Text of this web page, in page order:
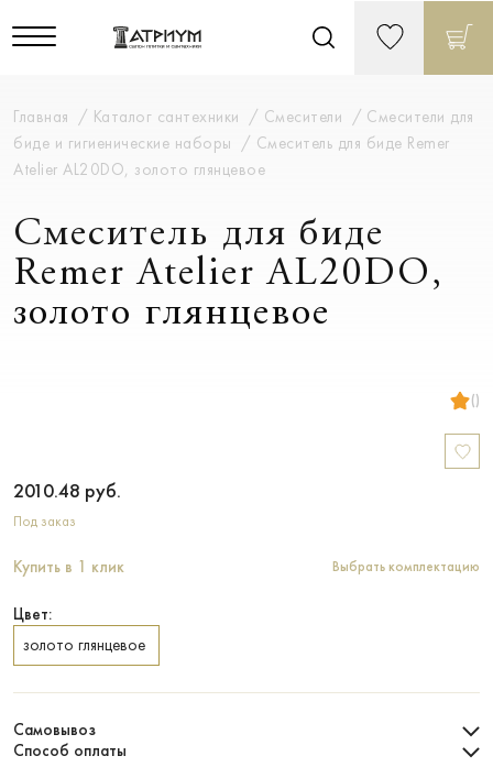
Главная Каталог сантехники Смесители
Смесители для
биде и гигиенические наборы
Смеситель для биде Remer
Atelier AL20DO, золото глянцевое
Смеситель для биде
Remer Atelier AL20DO,
золото глянцевое
()
2010.48 руб.
Под заказ
Купить в 1 клик Выбрать комплектацию
Цвет:
золото глянцевое
Самовывоз
Способ оплаты